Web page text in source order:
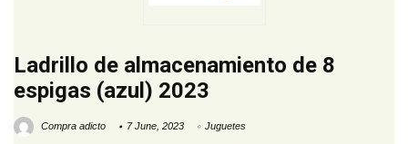
Ladrillo de almacenamiento de 8
espigas (azul) 2023
Compra adicto 7 June, 2023 Juguetes